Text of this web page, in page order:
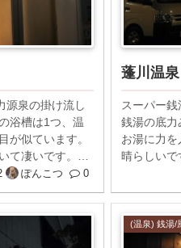
源泉の掛け流し
浴槽は1つ、温
が似ています。
て凄いです。近
ぽんこつ 0
蓬川温
スーパー
銭湯の底力
お湯に力
晴らしいで
入浴して
(温泉) 銭湯/